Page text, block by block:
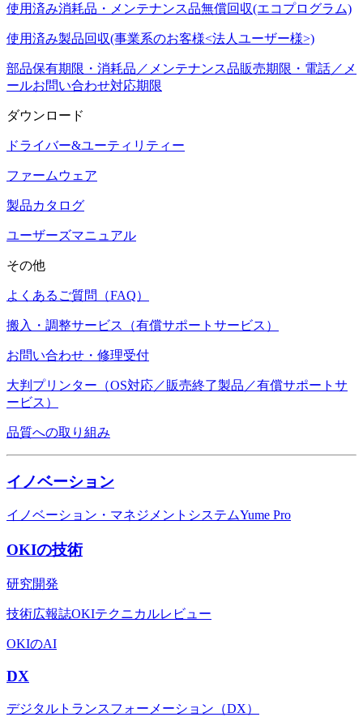
使用済み消耗品・メンテナンス品無償回収(エコプログラム)
使用済み製品回収(事業系のお客様<法人ユーザー様>)
部品保有期限・消耗品／メンテナンス品販売期限・電話／メ
ールお問い合わせ対応期限
ダウンロード
ドライバー&ユーティリティー
ファームウェア
製品カタログ
ユーザーズマニュアル
その他
よくあるご質問（FAQ）
搬入・調整サービス（有償サポートサービス）
お問い合わせ・修理受付
大判プリンター（OS対応／販売終了製品／有償サポートサ
ービス）
品質への取り組み
イノベーション
イノベーション・マネジメントシステムYume Pro
OKIの技術
研究開発
技術広報誌OKIテクニカルレビュー
OKIのAI
DX
デジタルトランスフォーメーション（DX）